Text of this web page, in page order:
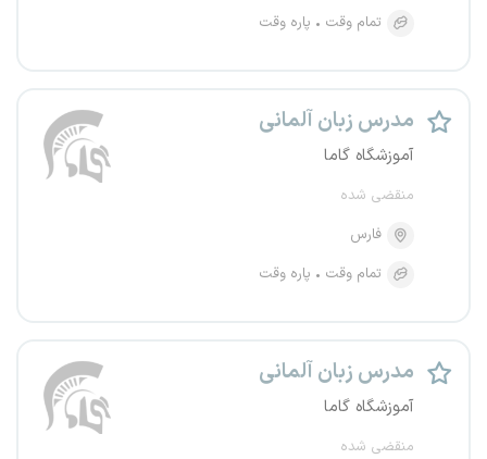
تمام وقت
پاره وقت
مدرس زبان آلمانی
آموزشگاه گاما
منقضی شده
فارس
تمام وقت
پاره وقت
مدرس زبان آلمانی
آموزشگاه گاما
منقضی شده